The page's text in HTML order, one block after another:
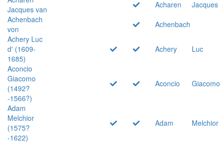
Jacques van
Acharen
Jacques
Achenbach
von
Achenbach
Achery Luc
d' (1609-
1685)
Achery
Luc
Aconcio
Giacomo
(1492?
-1566?)
Aconcio Giacomo
Adam
Melchior
(1575?
-1622)
Adam Melchior